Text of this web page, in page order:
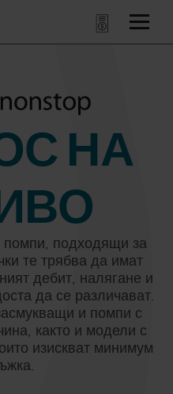
НА
помпи, подходящи за
те трябва да имат
дебит, налягане и
да се различават.
и помпи с
както и модели с
изискват минимум